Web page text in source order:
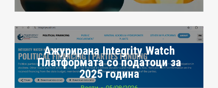
Ажурирана Integrity Watch
Платформата со податоци за
2025 година